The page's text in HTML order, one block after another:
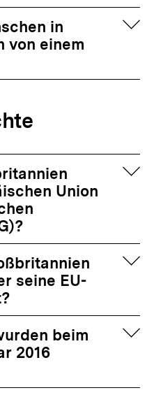
in
von einem
Union
seine EU-
beim
2016